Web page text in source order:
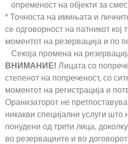
опременост на објекти за
* Точноста на имињата и
се одговорност на патникот кој
моментот на резервација и по
Секоја промена на
ВНИМАНИЕ! Лицата со
степенот на попреченост, со
моментот на регистрација и
Оранизаторот не
никакви специјални услуги
понудени од трети лица,
во резервациите и во договорот